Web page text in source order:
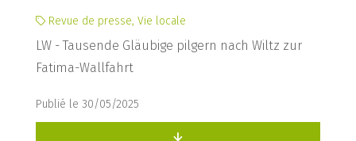
Revue de presse, Vie locale
LW - Tausende Gläubige pilgern nach Wiltz zur
Fatima-Wallfahrt
Publié le 30/05/2025